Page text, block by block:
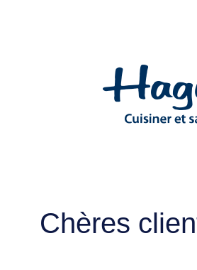
Chères